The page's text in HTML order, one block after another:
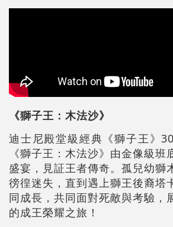
《獅子王：木法沙》
迪士尼殿堂級經典《獅子王》
《獅子王：木法沙》由金像級班
盛宴，見証王者傳奇。孤兒幼獅
徬徨迷失，直到遇上獅王後裔塔
同成長，共同面對死敵與考驗，
的成王榮耀之旅！